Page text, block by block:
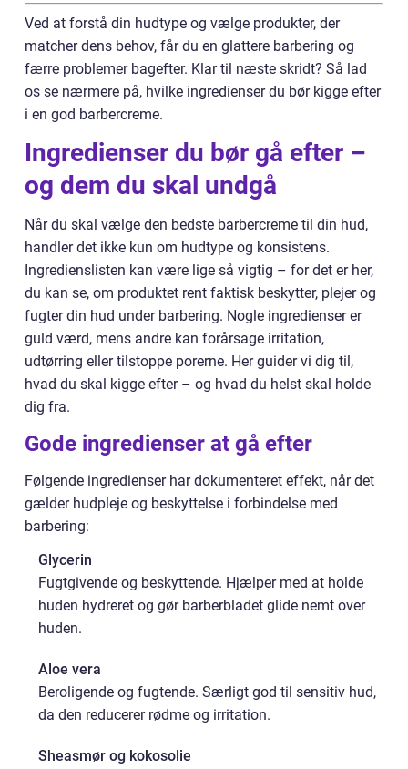
Ved at forstå din hudtype og vælge produkter, der
matcher dens behov, får du en glattere barbering og
færre problemer bagefter. Klar til næste skridt? Så lad
os se nærmere på, hvilke ingredienser du bør kigge efter
i en god barbercreme.
Ingredienser du bør gå efter –
og dem du skal undgå
Når du skal vælge den bedste barbercreme til din hud,
handler det ikke kun om hudtype og konsistens.
Ingredienslisten kan være lige så vigtig – for det er her,
du kan se, om produktet rent faktisk beskytter, plejer og
fugter din hud under barbering. Nogle ingredienser er
guld værd, mens andre kan forårsage irritation,
udtørring eller tilstoppe porerne. Her guider vi dig til,
hvad du skal kigge efter – og hvad du helst skal holde
dig fra.
Gode ingredienser at gå efter
Følgende ingredienser har dokumenteret effekt, når det
gælder hudpleje og beskyttelse i forbindelse med
barbering:
Glycerin
Fugtgivende og beskyttende. Hjælper med at holde
huden hydreret og gør barberbladet glide nemt over
huden.
Aloe vera
Beroligende og fugtende. Særligt god til sensitiv hud,
da den reducerer rødme og irritation.
Sheasmør og kokosolie